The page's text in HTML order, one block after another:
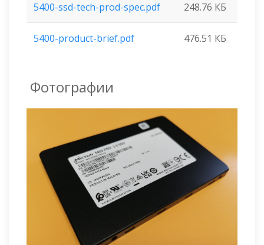
5400-ssd-tech-prod-spec.pdf 248.76 КБ
5400-product-brief.pdf 476.51 КБ
Фотографии